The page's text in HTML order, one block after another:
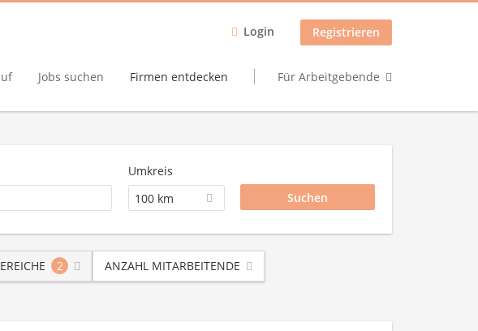
Login Registrieren
Jobs suchen Firmen entdecken Für Arbeitgebende
Umkreis
100 km
2 ANZAHL MITARBEITENDE